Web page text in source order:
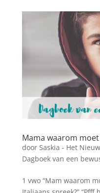
Mama waarom
door Saskia - Het
Dagboek van een
1 vwo “Mam waarom